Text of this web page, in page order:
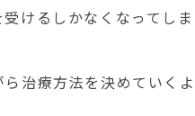
けるしかなくなってしま
治療方法を決めていくよ